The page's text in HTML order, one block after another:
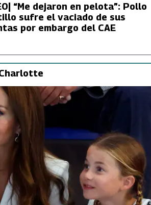
“Me dejaron en pelota”: Pollo
sufre el vaciado de sus
por embargo del CAE